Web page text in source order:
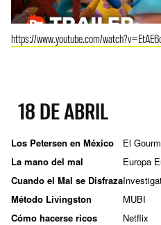
https://www.youtube.com/
18 DE ABRIL
Los Petersen en México El
La mano del mal
Europa
Cuando el Mal se Disfraza
Método Livingston
MUBI
Cómo hacerse ricos
Netflix